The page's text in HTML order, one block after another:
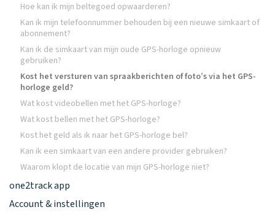
Hoe kan ik mijn beltegoed opwaarderen?
Kan ik mijn telefoonnummer behouden bij een nieuwe simkaart of
abonnement?
Kan ik de simkaart van mijn oude GPS-horloge opnieuw
gebruiken?
Kost het versturen van spraakberichten of foto’s via het GPS-
horloge geld?
Wat kost videobellen met het GPS-horloge?
Wat kost bellen met het GPS-horloge?
Kost het geld als ik naar het GPS-horloge bel?
Kan ik een simkaart van een andere provider gebruiken?
Waarom klopt de locatie van mijn GPS-horloge niet?
one2track app
Account & instellingen